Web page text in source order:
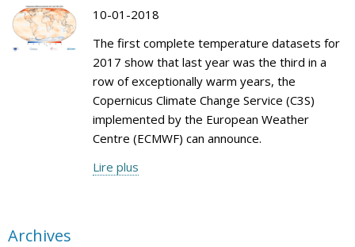
10-01-2018
The first complete temperature datasets for
2017 show that last year was the third in a
row of exceptionally warm years, the
Copernicus Climate Change Service (C3S)
implemented by the European Weather
Centre (ECMWF) can announce.
Lire plus
Archives